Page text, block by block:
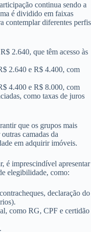
continua sendo a
é dividido em faixas
contemplar diferentes perfis
2.640, que têm acesso às
2.640 e R$ 4.400, com
4.400 e R$ 8.000, com
como taxas de juros
que os grupos mais
camadas da
em adquirir imóveis.
é imprescindível apresentar
elegibilidade, como:
declaração do
como RG, CPF e certidão